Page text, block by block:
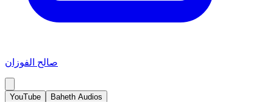
صالح الفوزان
YouTube Baheth Audios